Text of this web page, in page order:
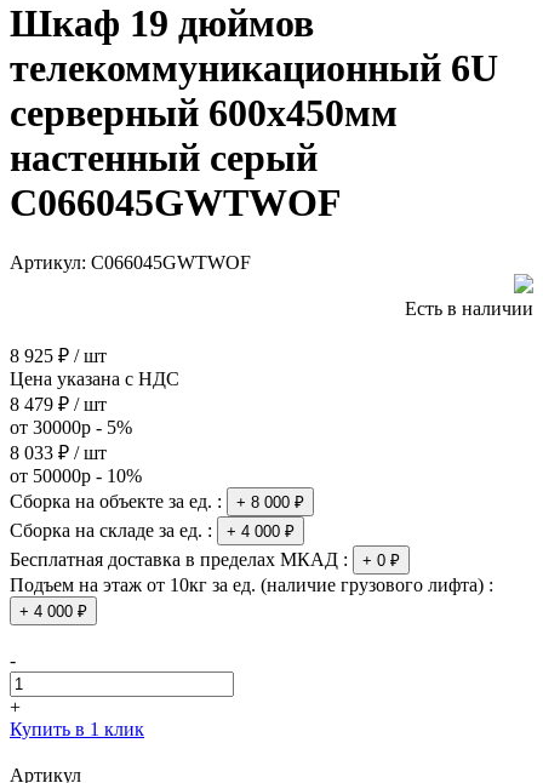
Шкаф 19 дюймов
телекоммуникационный 6U
серверный 600х450мм
настенный серый
C066045GWTWOF
Артикул: C066045GWTWOF
Есть в наличии
8 925 ₽ / шт
Цена указана с НДС
8 479 ₽ / шт
от 30000р - 5%
8 033 ₽ / шт
от 50000р - 10%
Сборка на объекте за ед. :
+ 8 000 ₽
Сборка на складе за ед. : + 4 000 ₽
Бесплатная доставка в пределах МКАД : + 0 ₽
Подъем на этаж от 10кг за ед. (наличие грузового лифта) :
+ 4 000 ₽
-
+
Купить в 1 клик
Артикул